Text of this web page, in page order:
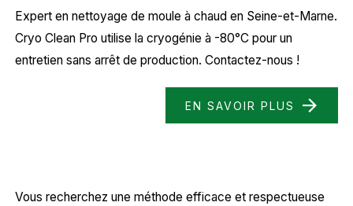
Expert en nettoyage de moule à chaud en Seine-et-Marne.
Cryo Clean Pro utilise la cryogénie à -80°C pour un
entretien sans arrêt de production. Contactez-nous !
EN SAVOIR PLUS
Vous recherchez une méthode efficace et respectueuse